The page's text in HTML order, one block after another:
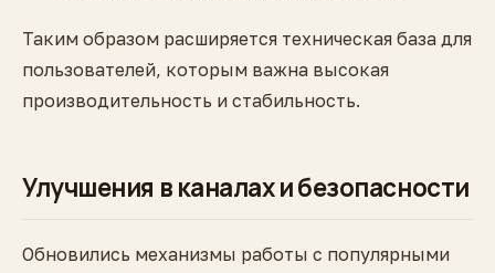
Таким образом расширяется техническая база для
пользователей, которым важна высокая
производительность и стабильность.
Улучшения в каналах и безопасности
Обновились механизмы работы с популярными